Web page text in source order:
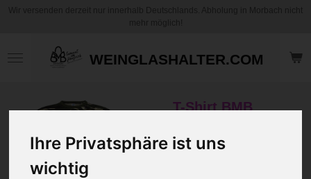
Ihre Privatsphäre ist uns
wichtig
WEINGLASHALTER.COM
T-Shirt BMB
Limitiertes Design